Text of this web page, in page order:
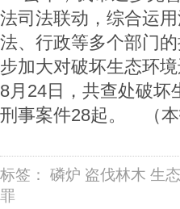
法司法联动，综合运
法、行政等多个部门
步加大对破坏生态环
8月24日，共查处破坏
刑事案件28起。 （本
标签： 磷炉 盗伐林木 生
罪